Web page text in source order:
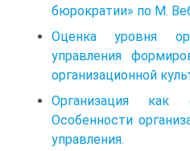
бюрократии» по М.
Оценка уровня
управления
организационной
Организация как
Особенности
управления.